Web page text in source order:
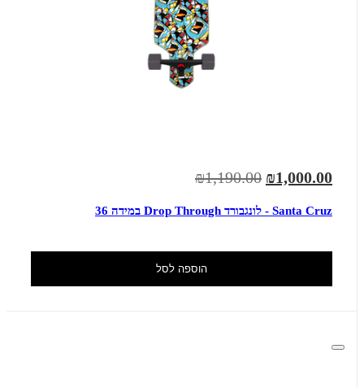
₪1,000.00
₪1,190.00
Santa Cruz - לונגבורד Drop Through במידה 36
הוספה לסל